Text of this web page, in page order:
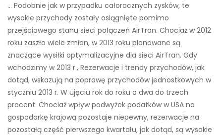
… Podobnie jak w przypadku całorocznych zysków, te
wysokie przychody zostały osiągnięte pomimo
przejściowego stanu sieci połączeń AirTran. Chociaż w 2012
roku zaszło wiele zmian, w 2013 roku planowane są
znaczące wysiłki optymalizacyjne dla sieci AirTran. Gdy
wchodzimy w 2013 r., Rezerwacje i trendy przychodów, jak
dotąd, wskazują na poprawę przychodów jednostkowych w
styczniu 2013 r. W ujęciu rok do roku o dwa do trzech
procent. Chociaż wpływ podwyżek podatków w USA na
gospodarkę krajową pozostaje niepewny, rezerwacje na
pozostałą część pierwszego kwartału, jak dotąd, są wysokie